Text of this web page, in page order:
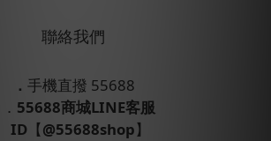
聯絡我們
． 手機直撥 55688
． 55688商城LINE客服
ID 【@55688shop】